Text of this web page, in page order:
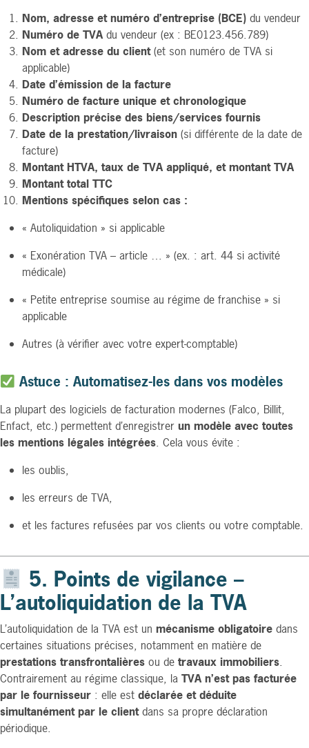
Nom, adresse et numéro d’entreprise (BCE) du vendeur
Numéro de TVA du vendeur (ex : BE0123.456.789)
Nom et adresse du client(et son numéro de TVA si
applicable)
Date d’émission de la facture
Numéro de facture unique et chronologique
Description précise des biens/services fournis
Date de la prestation/livraison (si différente de la date de
facture)
Montant HTVA, taux de TVA appliqué, et montant TVA
Montant total TTC
Mentions spécifiques selon cas :
« Autoliquidation » si applicable
« Exonération TVA – article … » (ex. : art. 44 si activité
médicale)
« Petite entreprise soumise au régime de franchise » si
applicable
Autres (à vérifier avec votre expert-comptable)
Astuce : Automatisez-les dans vos modèles
La plupart des logiciels de facturation modernes (Falco, Billit,
Enfact, etc.) permettent d’enregistrer un modèle avec toutes
les mentions légales intégrées. Cela vous évite :
les oublis,
les erreurs de TVA,
et les factures refusées par vos clients ou votre comptable.
5. Points de vigilance –
L’autoliquidation de la TVA
L’autoliquidation de la TVA est un mécanisme obligatoire dans
certaines situations précises, notamment en matière de
prestations transfrontalières ou de travaux immobiliers.
Contrairement au régime classique, la TVA n’est pas facturée
par le fournisseur : elle est déclarée et déduite
simultanément par le clientdans sa propre déclaration
périodique.